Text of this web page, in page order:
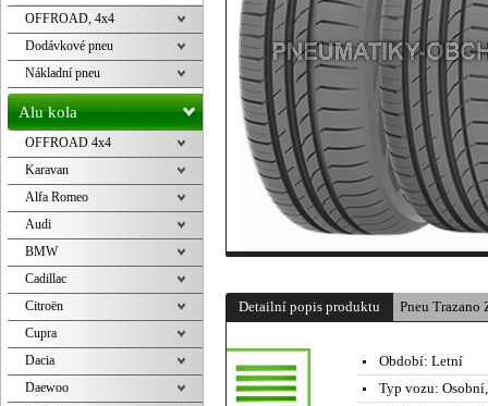
Detailní popis produktu Pneu
Období: Letní
Typ vozu:
OFFROAD, 4x4
Dodávkové pneu
Nákladní pneu
Alu kola
OFFROAD 4x4
Karavan
Alfa Romeo
Audi
BMW
Cadillac
Citroën
Cupra
Dacia
Daewoo